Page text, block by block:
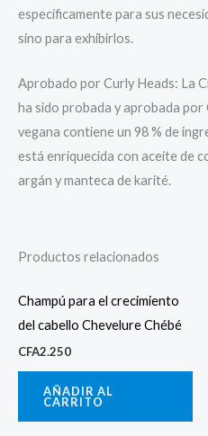
específicamente para sus
sino para exhibirlos.
Aprobado por Curly Heads: La
ha sido probada y aprobada por
vegana contiene un 98 % de
está enriquecida con aceite de
argán y manteca de karité.
Productos relacionados
Champú para el crecimiento
del cabello Chevelure Chébé
CFA2.250
AÑADIR AL
CARRITO